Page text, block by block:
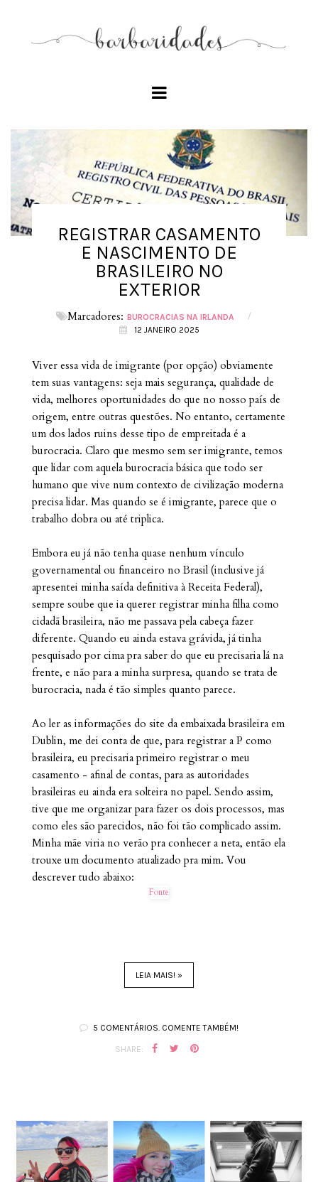
REGISTRAR CASAMENTO
E NASCIMENTO DE
BRASILEIRO NO
EXTERIOR
Marcadores: BUROCRACIAS NA IRLANDA /
12 JANEIRO 2025
Viver essa vida de imigrante (por opção) obviamente
tem suas vantagens: seja mais segurança, qualidade de
vida, melhores oportunidades do que no nosso país de
origem, entre outras questões. No entanto, certamente
um dos lados ruins desse tipo de empreitada é a
burocracia. Claro que mesmo sem ser imigrante, temos
que lidar com aquela burocracia básica que todo ser
humano que vive num contexto de civilização moderna
precisa lidar. Mas quando se é imigrante, parece que o
trabalho dobra ou até triplica.
Embora eu já não tenha quase nenhum vínculo
governamental ou financeiro no Brasil (inclusive já
apresentei minha saída definitiva à Receita Federal),
sempre soube que ia querer registrar minha filha como
cidadã brasileira, não me passava pela cabeça fazer
diferente. Quando eu ainda estava grávida, já tinha
pesquisado por cima pra saber do que eu precisaria lá na
frente, e não para a minha surpresa, quando se trata de
burocracia, nada é tão simples quanto parece.
Ao ler as informações do site da embaixada brasileira em
Dublin, me dei conta de que, para registrar a P como
brasileira, eu precisaria primeiro registrar o meu
casamento - afinal de contas, para as autoridades
brasileiras eu ainda era solteira no papel. Sendo assim,
tive que me organizar para fazer os dois processos, mas
como eles são parecidos, não foi tão complicado assim.
Minha mãe viria no verão pra conhecer a neta, então ela
trouxe um documento atualizado pra mim. Vou
descrever tudo abaixo:
Fonte
LEIA MAIS! »
5 COMENTÁRIOS. COMENTE TAMBÉM!
SHARE: